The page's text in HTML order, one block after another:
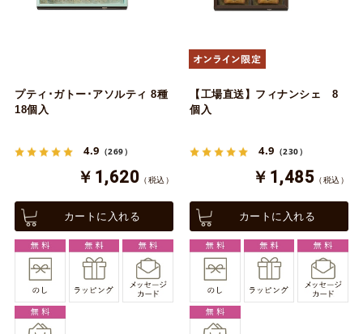
プティ･ガトー･アソルティ 8種
18個入
4.9 （269）
￥1,620 （税込）
カートに入れる
【工場直送】フィナンシェ 8
個入
4.9 （230）
￥1,485 （税込）
カートに入れる